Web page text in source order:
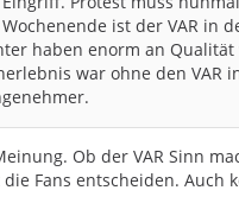
ist der VAR in
haben enorm an
war ohne den VAR
Ob der VAR Sinn
Fans entscheiden. Auch